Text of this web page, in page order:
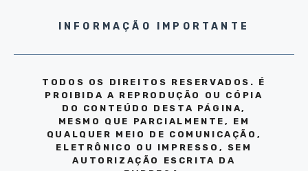
INFORMAÇÃO IMPORTANTE
TODOS OS DIREITOS RESERVADOS. É
PROIBIDA A REPRODUÇÃO OU CÓPIA
DO CONTEÚDO DESTA PÁGINA,
MESMO QUE PARCIALMENTE, EM
QUALQUER MEIO DE COMUNICAÇÃO,
ELETRÔNICO OU IMPRESSO, SEM
AUTORIZAÇÃO ESCRITA DA